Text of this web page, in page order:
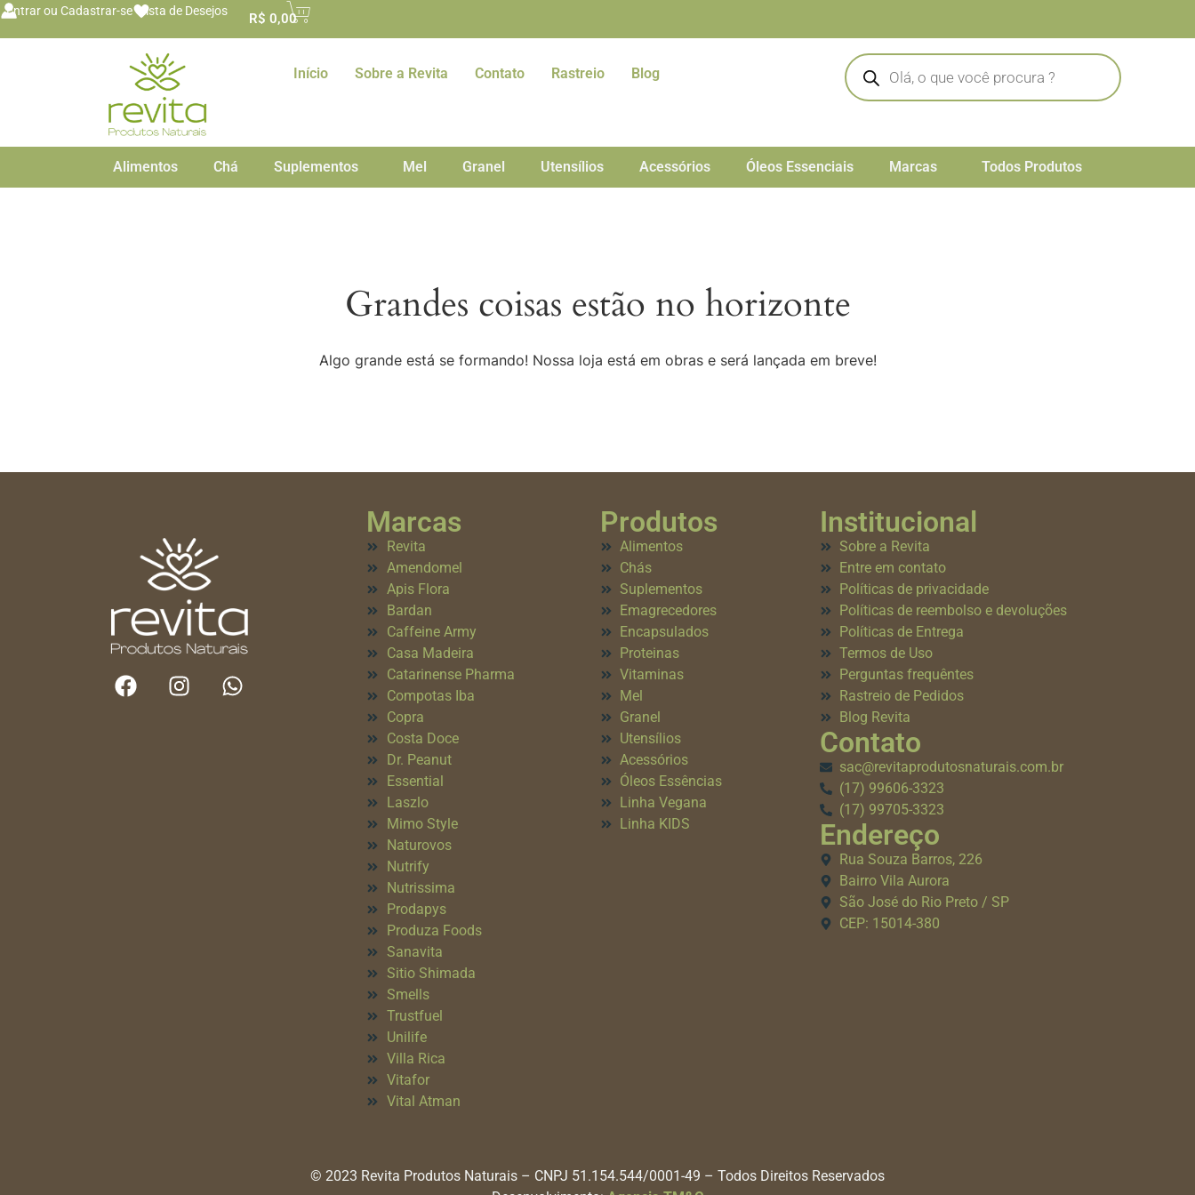
conteúdo
Entrar ou Cadastrar-se Lista de Desejos R$ 0,00
Início Sobre a Revita Contato Rastreio Blog
Alimentos Chá Suplementos Mel Granel Utensílios Acessórios Óleos Essenciais Marcas Todos Produtos
Grandes coisas estão no horizonte
Algo grande está se formando! Nossa loja está em obras e será lançada em breve!
Marcas
Revita
Amendomel
Apis Flora
Bardan
Caffeine Army
Casa Madeira
Catarinense Pharma
Compotas Iba
Copra
Costa Doce
Dr. Peanut
Essential
Laszlo
Mimo Style
Naturovos
Nutrify
Nutrissima
Prodapys
Produza Foods
Sanavita
Sitio Shimada
Smells
Trustfuel
Unilife
Villa Rica
Vitafor
Vital Atman
Produtos
Alimentos
Chás
Suplementos
Emagrecedores
Encapsulados
Proteinas
Vitaminas
Mel
Granel
Utensílios
Acessórios
Óleos Essências
Linha Vegana
Linha KIDS
Institucional
Sobre a Revita
Entre em contato
Políticas de privacidade
Políticas de reembolso e devoluções
Políticas de Entrega
Termos de Uso
Perguntas frequêntes
Rastreio de Pedidos
Blog Revita
Contato
sac@revitaprodutosnaturais.com.br
(17) 99606-3323
(17) 99705-3323
Endereço
Rua Souza Barros, 226
Bairro Vila Aurora
São José do Rio Preto / SP
CEP: 15014-380
© 2023 Revita Produtos Naturais – CNPJ 51.154.544/0001-49 – Todos Direitos Reservados